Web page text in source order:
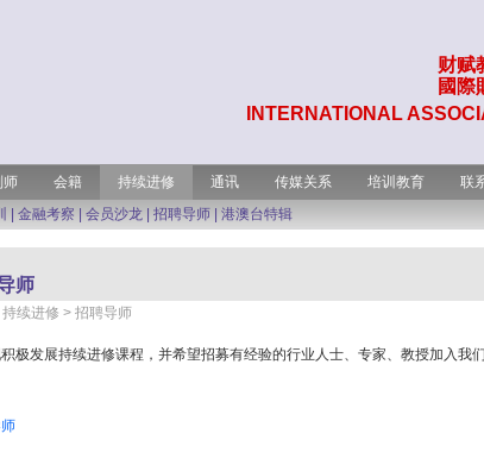
财赋
國際
INTERNATIONAL
师 会籍 持续进修 通讯 传媒关系 培训教育
联
金融考察 会员沙龙 招聘导师 港澳台特辑
师
持续进修 > 招聘导师
极发展持续进修课程，并希望招募有经验的行业人士、专家、教授加入我